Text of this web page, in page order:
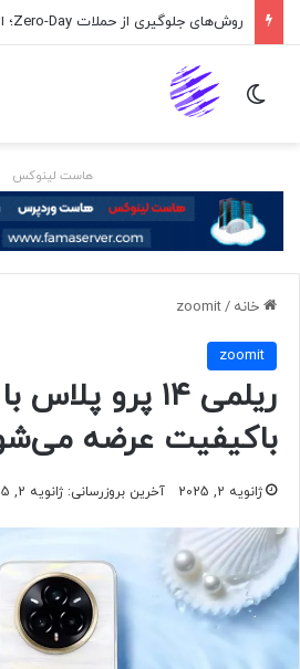
تغییر پوسته
هاست لینوکس
خانه /
zoomit
zoomit
ریلمی ۱۴ پرو
باکیفیت عرضه
ژانویه 2, 2025 آخرین بروزرسانی: ژانویه 2, 2025